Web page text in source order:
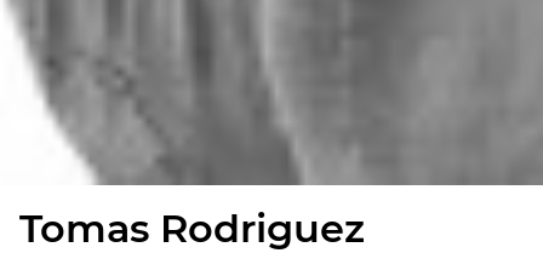
Tomas Rodriguez